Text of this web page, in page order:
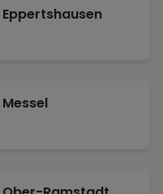
Eppertshausen
Messel